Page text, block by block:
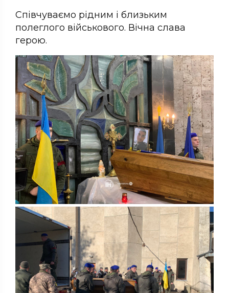
Співчуваємо рідним і близьким
полеглого військового. Вічна слава
герою.